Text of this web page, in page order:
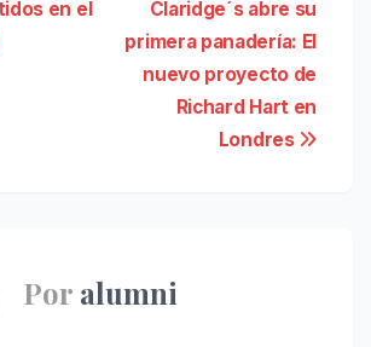
Claridge´s abre su
primera panadería: El
nuevo proyecto de
Richard Hart en
Londres
en el
Por alumni